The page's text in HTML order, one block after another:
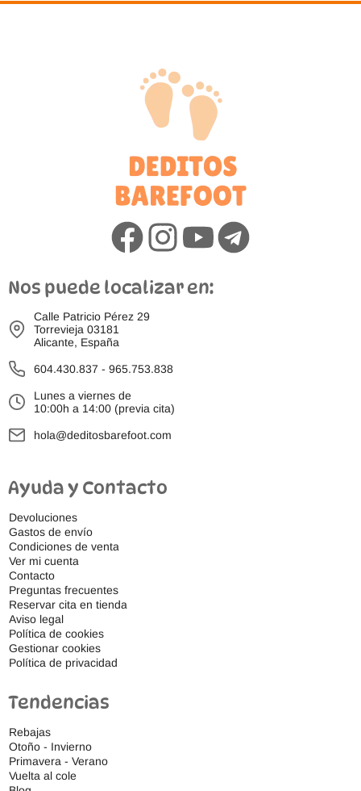
Nos puede localizar en:
Calle Patricio Pérez 29
Torrevieja 03181
Alicante, España
604.430.837 - 965.753.838
Lunes a viernes de
10:00h a 14:00 (previa cita)
hola@deditosbarefoot.com
Ayuda y Contacto
Devoluciones
Gastos de envío
Condiciones de venta
Ver mi cuenta
Contacto
Preguntas frecuentes
Reservar cita en tienda
Aviso legal
Política de cookies
Gestionar cookies
Política de privacidad
Tendencias
Rebajas
Otoño - Invierno
Primavera - Verano
Vuelta al cole